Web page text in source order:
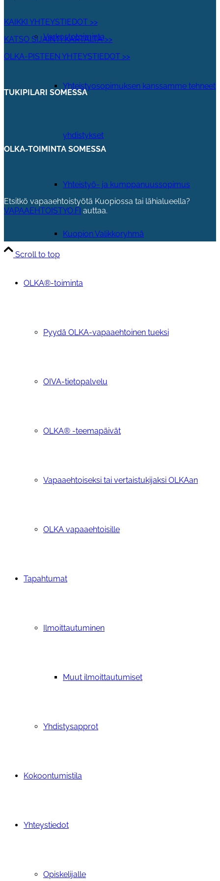
Verkostotoiminta
Yhteistyosopimuksen kanssamme tehneet
yhdistykset
Yhteistyö- ja kumppanuussopimus
Kuopion Valikkoryhmä
OLKA®-toiminta
Pyydä OLKA-vapaaehtoinen tueksi
OIVA-tietopalvelu
OLKA® -teemapäivät
Vapaaehtoiseksi tai vertaistukijaksi OLKAan
OLKA vapaaehtoisille
Tapahtumat
Ilmoittautuminen
Muut ilmoittautumiset
Yhdistysapprot
Kokoontumistila
Yhteystiedot
Opiskelijalle
KAIKKI YHTEYSTIEDOT >>
KATSO SIJAINTI KARTALTA >>
OLKA-PISTEEN YHTEYSTIEDOT >>
TUKIPILARI SOMESSA
OLKA-TOIMINTA SOMESSA
Etsitkö vapaaehtoistyötä Kuopiossa tai lähialueella?
VAPAAEHTOISTYO.FI auttaa.
Scroll to top